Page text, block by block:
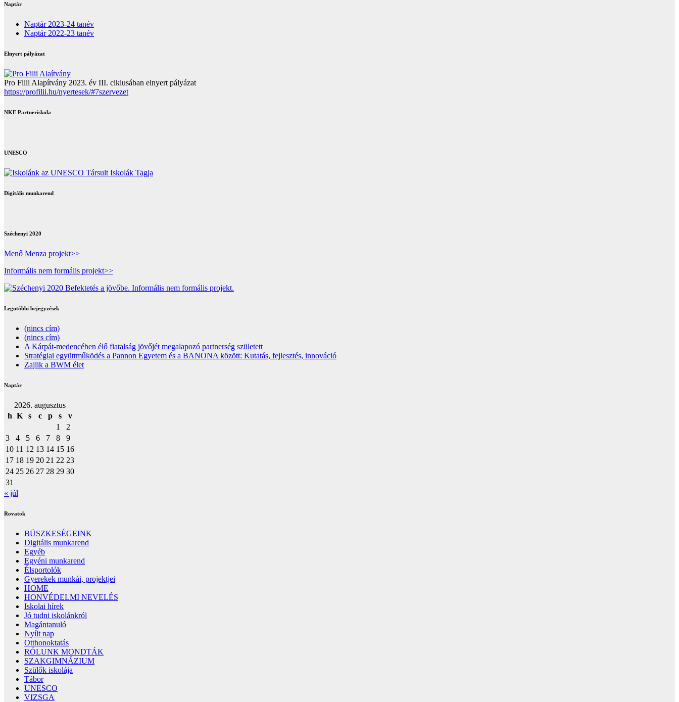
Naptár
Naptár 2023-24 tanév
Naptár 2022-23 tanév
Elnyert pályázat
Pro Filii Alapítvány 2023. év III. ciklusában elnyert pályázat
https://profilii.hu/nyertesek/#7szervezet
NKE Partneriskola
UNESCO
Digitális munkarend
Széchenyi 2020
Menő Menza projekt>>
Informális nem formális projekt>>
Legutóbbi bejegyzések
(nincs cím)
(nincs cím)
A Kárpát-medencében élő fiatalság jövőjét megalapozó partnerség született
Stratégiai együttműködés a Pannon Egyetem és a BANONA között: Kutatás, fejlesztés, innováció
Zajlik a BWM élet
Naptár
2026. augusztus
h K s c p s
v
1
2
3
4 5 6 7 8
9
10 11 12 13 14 15 16
17 18 19 20 21 22 23
24 25 26 27 28 29 30
31
« júl
Rovatok
BÜSZKESÉGEINK
Digitális munkarend
Egyéb
Egyéni munkarend
Élsportolók
Gyerekek munkái, projektjei
HOME
HONVÉDELMI NEVELÉS
Iskolai hírek
Jó tudni iskolánkról
Magántanuló
Nyílt nap
Otthonoktatás
RÓLUNK MONDTÁK
SZAKGIMNÁZIUM
Szülők iskolája
Tábor
UNESCO
VIZSGA